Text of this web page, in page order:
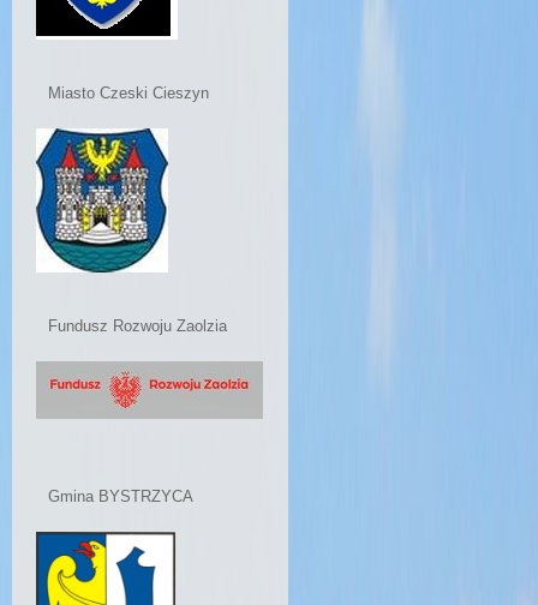
Miasto Czeski Cieszyn
Fundusz Rozwoju Zaolzia
Gmina BYSTRZYCA